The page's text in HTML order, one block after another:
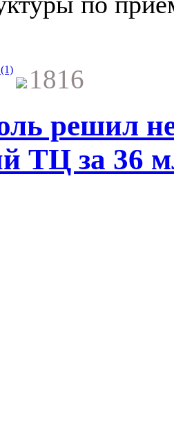
1816
решил
ТЦ за 36